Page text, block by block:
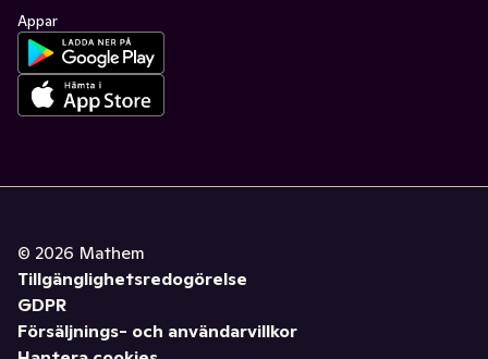
Appar
© 2026 Mathem
Tillgänglighetsredogörelse
GDPR
Försäljnings- och användarvillkor